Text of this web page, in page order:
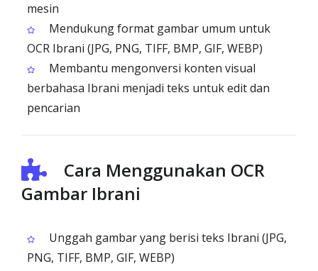
mesin
Mendukung format gambar umum untuk
OCR Ibrani (JPG, PNG, TIFF, BMP, GIF, WEBP)
Membantu mengonversi konten visual
berbahasa Ibrani menjadi teks untuk edit dan
pencarian
Cara Menggunakan OCR
Gambar Ibrani
Unggah gambar yang berisi teks Ibrani (JPG,
PNG, TIFF, BMP, GIF, WEBP)